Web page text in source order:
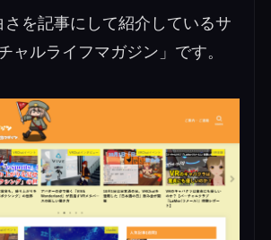
を記事にして紹介しているサ
ャルライフマガジン」です。